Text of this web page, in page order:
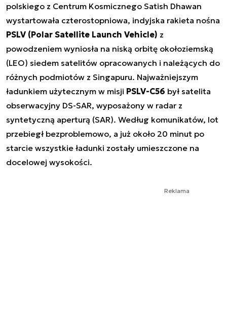
polskiego z Centrum Kosmicznego Satish Dhawan
wystartowała czterostopniowa, indyjska rakieta nośna
PSLV (Polar Satellite Launch Vehicle) z
powodzeniem wyniosła na niską orbitę okołoziemską
(LEO) siedem satelitów opracowanych i należących do
różnych podmiotów z Singapuru. Najważniejszym
ładunkiem użytecznym w misji PSLV-C56 był satelita
obserwacyjny DS-SAR, wyposażony w radar z
syntetyczną aperturą (SAR). Według komunikatów, lot
przebiegł bezproblemowo, a już około 20 minut po
starcie wszystkie ładunki zostały umieszczone na
docelowej wysokości.
Reklama